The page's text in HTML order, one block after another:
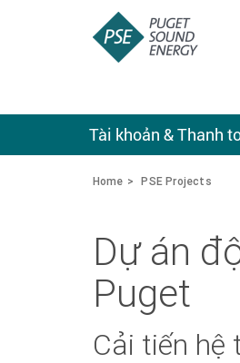
Tài khoản & Thanh
Home PSE Projects
Dự án
Puget
Cải tiến hệ